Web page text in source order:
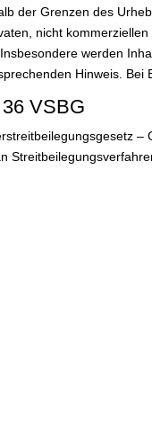
der Grenzen des
nicht
werden
Hinweis.
36 VSBG